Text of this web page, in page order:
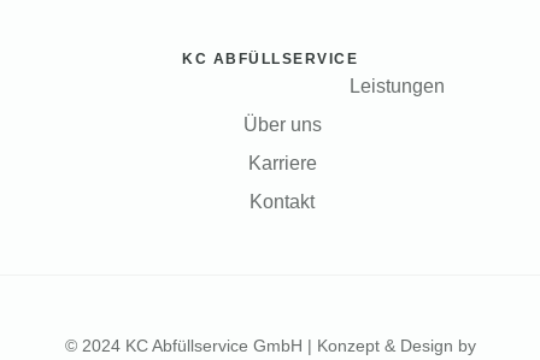
KC ABFÜLLSERVICE
Leistungen
Über uns
Karriere
Kontakt
© 2024 KC Abfüllservice GmbH | Konzept & Design by